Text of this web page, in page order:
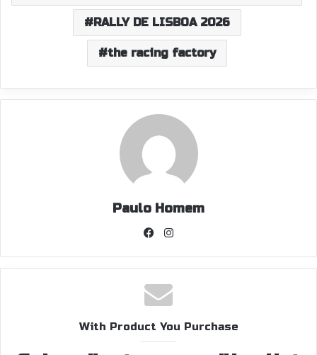
RALLY DE LISBOA 2026
the racing factory
Paulo Homem
Facebook
With Product You Purchase